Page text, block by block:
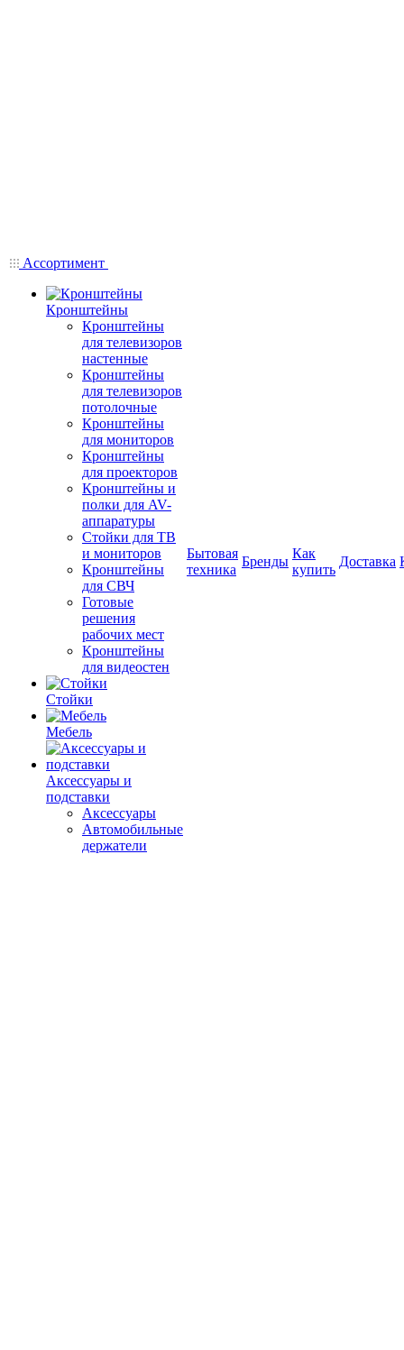
Ассортимент
Кронштейны
Кронштейны
для телевизоров
настенные
Кронштейны
для телевизоров
потолочные
Кронштейны
для мониторов
Кронштейны
для проекторов
Кронштейны и
полки для AV-
аппаратуры
Стойки для ТВ
и мониторов
Кронштейны
для СВЧ
Готовые
решения
рабочих мест
Кронштейны
для видеостен
Стойки
Мебель
Аксессуары и
подставки
Аксессуары
Автомобильные
держатели
Бытовая
техника
Бренды
Как
купить
Доставка